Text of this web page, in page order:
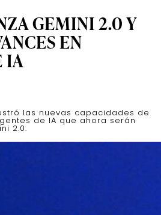
GEMINI 2.0 Y
EN
IA
las nuevas capacidades de
de IA que ahora serán
2.0.